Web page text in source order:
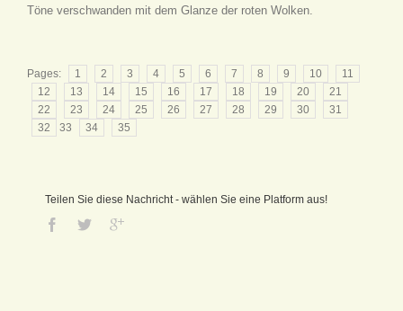
Töne verschwanden mit dem Glanze der roten Wolken.
Pages: 1 2 3 4 5 6 7 8 9 10
11
12
13 14 15 16 17 18 19 20
21
22
23 24 25 26 27 28 29 30
31
32
33 34 35
Teilen Sie diese Nachricht - wählen Sie eine Platform aus!